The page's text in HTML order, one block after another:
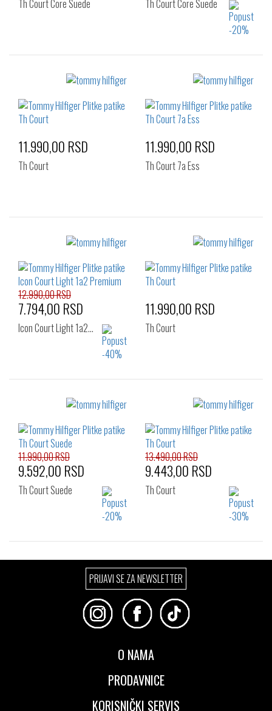
Izaberi željeni broj:
43
44
45
Th Court Core Suede
Izaberi željeni broj:
44
Th Court Core Suede
Izaberi željeni broj:
11.990,00 RSD
Th Court
Izaberi željeni broj:
44
46
11.990,00 RSD
Th Court 7a Ess
Izaberi željeni broj:
44
45 46
12.990,00 RSD
7.794,00 RSD
Icon Court Light 1a2…
Izaberi željeni broj:
44
45 46
11.990,00 RSD
Th Court
Izaberi željeni broj:
11.990,00 RSD
9.592,00 RSD
Th Court Suede
Izaberi željeni broj:
13.490,00 RSD
9.443,00 RSD
Th Court
PRIJAVI SE ZA NEWSLETTER
O NAMA
PRODAVNICE
KORISNIČKI SERVIS